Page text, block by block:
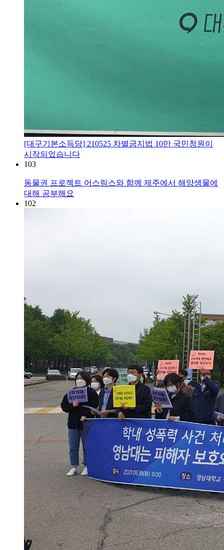
[대구기본소득당] 210525 차별금지법 10만 국민청원이
시작되었습니다
103
동물권 프로젝트 어스링스와 함께 제주에서 해양생물에
대해 공부해요
102